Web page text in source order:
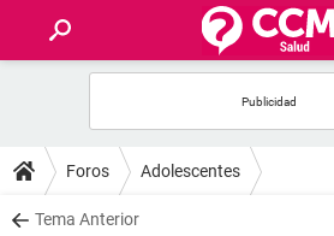
FOROS
SALUD
Foros Adolescentes
Tema Anterior